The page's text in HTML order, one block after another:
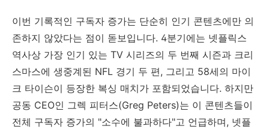
이번 기록적인 구독자 증가는 단순히 인기 콘텐츠에만 의
존하지 않았다는 점이 돋보입니다. 4분기에는 넷플릭스
역사상 가장 인기 있는 TV 시리즈의 두 번째 시즌과 크리
스마스에 생중계된 NFL 경기 두 편, 그리고 58세의 마이
크 타이슨이 등장한 복싱 매치가 포함되었습니다. 하지만
공동 CEO인 그렉 피터스(Greg Peters)는 이 콘텐츠들이
전체 구독자 증가의 "소수에 불과하다"고 언급하며, 넷플